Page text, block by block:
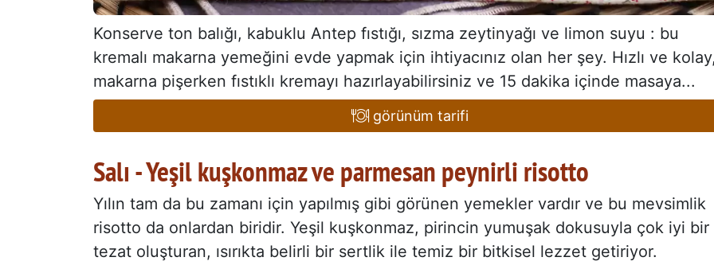
Konserve ton balığı, kabuklu Antep fıstığı, sızma zeytinyağı ve limon suyu : bu
kremalı makarna yemeğini evde yapmak için ihtiyacınız olan her şey. Hızlı ve
makarna pişerken fıstıklı kremayı hazırlayabilirsiniz ve 15 dakika içinde masaya...
görünüm tarifi
Salı - Yeşil kuşkonmaz ve parmesan peynirli risotto
Yılın tam da bu zamanı için yapılmış gibi görünen yemekler vardır ve bu mevsimlik
risotto da onlardan biridir. Yeşil kuşkonmaz, pirincin yumuşak dokusuyla çok iyi bir
tezat oluşturan, ısırıkta belirli bir sertlik ile temiz bir bitkisel lezzet getiriyor.